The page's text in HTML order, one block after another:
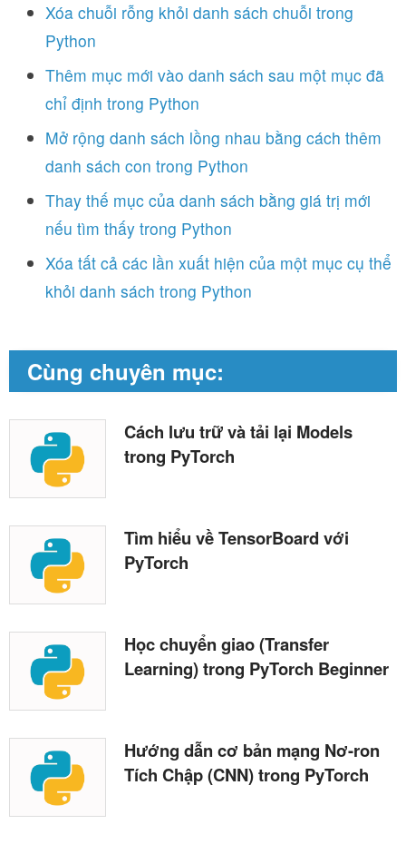
Xóa chuỗi rỗng khỏi danh sách chuỗi trong
Python
Thêm mục mới vào danh sách sau một mục đã
chỉ định trong Python
Mở rộng danh sách lồng nhau bằng cách thêm
danh sách con trong Python
Thay thế mục của danh sách bằng giá trị mới
nếu tìm thấy trong Python
Xóa tất cả các lần xuất hiện của một mục cụ thể
khỏi danh sách trong Python
Cùng chuyên mục:
Cách lưu trữ và tải lại Models
trong PyTorch
Tìm hiểu về TensorBoard với
PyTorch
Học chuyển giao (Transfer
Learning) trong PyTorch Beginner
Hướng dẫn cơ bản mạng Nơ-ron
Tích Chập (CNN) trong PyTorch